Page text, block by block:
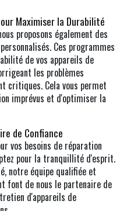
Maximiser la Durabilité
proposons également des
Ces programmes
de vos appareils de
les problèmes
critiques. Cela vous permet
imprévus et d'optimiser la
de Confiance
vos besoins de réparation
pour la tranquillité d'esprit.
notre équipe qualifiée et
font de nous le partenaire de
d'appareils de